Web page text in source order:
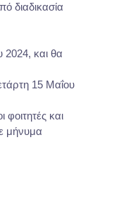
διαδικασία
2024, και θα
15 Μαΐου
φοιτητές και
μήνυμα